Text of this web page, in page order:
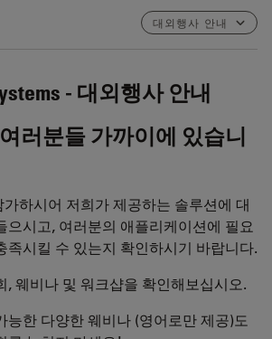
대외행사 안내
- 대외행사 안내
러분들 가까이에 있습니
하시어 저희가 제공하는 솔루션에 대
으시고, 여러분의 애플리케이션에 필요
족시킬 수 있는지 확인하시기 바랍니다.
, 웨비나 및 워크샵을 확인해보십시오.
능한 다양한 웨비나 (영어로만 제공)도